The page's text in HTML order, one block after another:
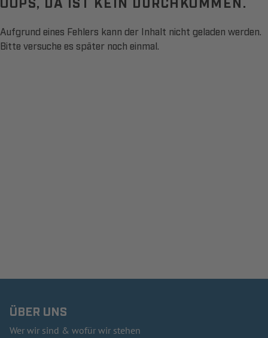
Aufgrund eines Fehlers kann der Inhalt nicht geladen werden.
Bitte versuche es später noch einmal.
ÜBER UNS
Wer wir sind & wofür wir stehen